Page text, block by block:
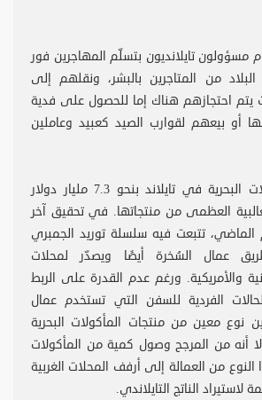
مسؤولون تايلانديون بتسلّم المهاجرين فور
من المتاجرين بالبشر، ونقلهم إلى
يتم احتجازهم هناك إما للحصول على فدية
أو بيعهم لقوارب الصيد كعبيد وعاملين
تقدّر صناعة المأكولات البحرية في تايلاند بنحو 7.3 مليار دولار
العظمى من منتجاتها. في تحقيق آخر
الماضي، تتبعت فيه سلسلة توريد الجمبري
عمال السُخرة أيضًا ويصدّر لمحلات
والأمريكية. ورغم عدم القدرة على الربط
الفردية للسفن التي تستخدم عمال
نوع معين من منتجات المأكولات البحرية
أنه من المرجح وصول كمية من المأكولات
من العمالة إلى أرفف المحلات الغربية
الناتج التايلاندي.